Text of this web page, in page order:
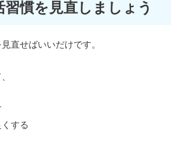
習慣を見直しましょう
直せばいいだけです。
する